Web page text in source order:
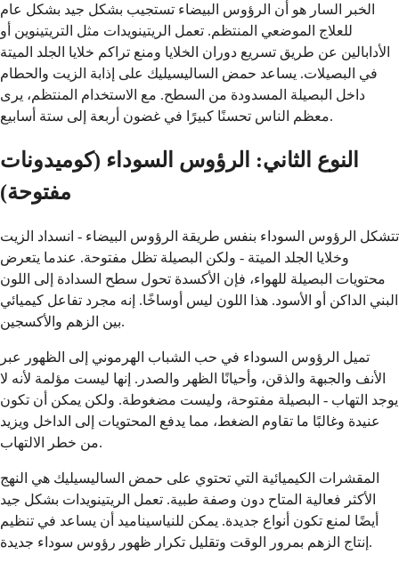
الخبر السار هو أن الرؤوس البيضاء تستجيب بشكل جيد بشكل عام
للعلاج الموضعي المنتظم. تعمل الريتينويدات مثل التريتينوين أو
الأدابالين عن طريق تسريع دوران الخلايا ومنع تراكم خلايا الجلد الميتة
في البصيلات. يساعد حمض الساليسيليك على إذابة الزيت والحطام
داخل البصيلة المسدودة من السطح. مع الاستخدام المنتظم، يرى
معظم الناس تحسنًا كبيرًا في غضون أربعة إلى ستة أسابيع.
النوع الثاني: الرؤوس السوداء (كوميدونات
مفتوحة)
تتشكل الرؤوس السوداء بنفس طريقة الرؤوس البيضاء - انسداد الزيت
وخلايا الجلد الميتة - ولكن البصيلة تظل مفتوحة. عندما يتعرض
محتويات البصيلة للهواء، فإن الأكسدة تحول سطح السدادة إلى اللون
البني الداكن أو الأسود. هذا اللون ليس أوساخًا. إنه مجرد تفاعل كيميائي
بين الزهم والأكسجين.
تميل الرؤوس السوداء في حب الشباب الهرموني إلى الظهور عبر
الأنف والجبهة والذقن، وأحيانًا الظهر والصدر. إنها ليست مؤلمة لأنه لا
يوجد التهاب - البصيلة مفتوحة، وليست مضغوطة. ولكن يمكن أن تكون
عنيدة وغالبًا ما تقاوم الضغط، مما يدفع المحتويات إلى الداخل ويزيد
من خطر الالتهاب.
المقشرات الكيميائية التي تحتوي على حمض الساليسيليك هي النهج
الأكثر فعالية المتاح دون وصفة طبية. تعمل الريتينويدات بشكل جيد
أيضًا لمنع تكون أنواع جديدة. يمكن للنياسيناميد أن يساعد في تنظيم
إنتاج الزهم بمرور الوقت وتقليل تكرار ظهور رؤوس سوداء جديدة.